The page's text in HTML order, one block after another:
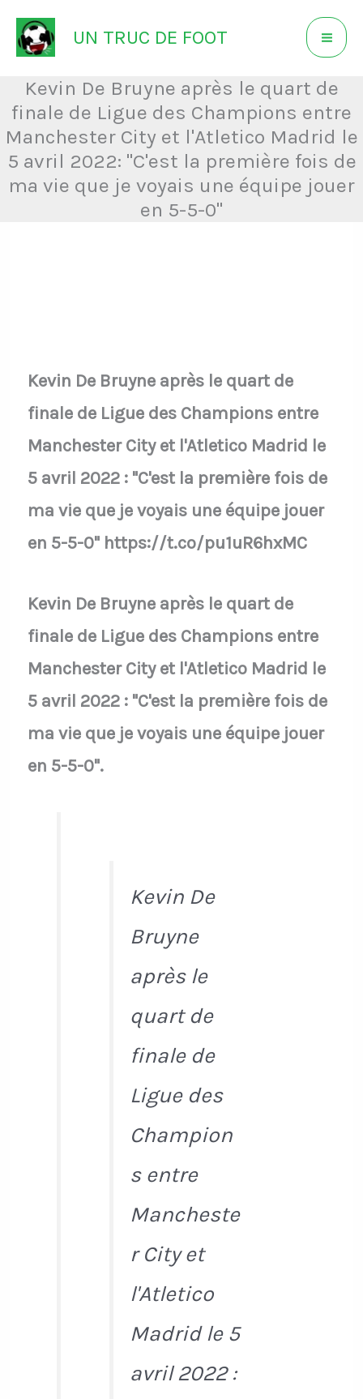
Aller
au
contenu
UN TRUC DE FOOT
Kevin De Bruyne après le quart de
finale de Ligue des Champions entre
Manchester City et l'Atletico Madrid le
5 avril 2022: "C'est la première fois de
ma vie que je voyais une équipe jouer
en 5-5-0"
Kevin De Bruyne après le quart de
finale de Ligue des Champions entre
Manchester City et l'Atletico Madrid le
5 avril 2022 : "C'est la première fois de
ma vie que je voyais une équipe jouer
en 5-5-0" https://t.co/pu1uR6hxMC
Kevin De Bruyne après le quart de
finale de Ligue des Champions entre
Manchester City et l'Atletico Madrid le
5 avril 2022 : "C'est la première fois de
ma vie que je voyais une équipe jouer
en 5-5-0".
Kevin De
Bruyne
après le
quart de
finale de
Ligue des
Champion
s entre
Mancheste
r City et
l'Atletico
Madrid le 5
avril 2022 :